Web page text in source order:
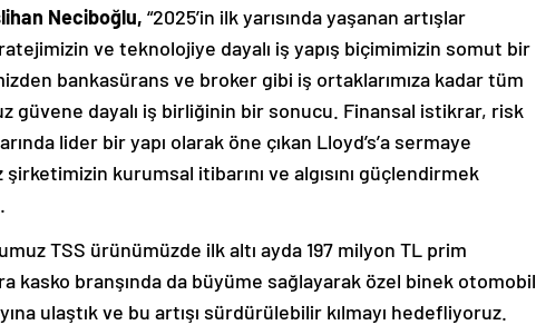
Neciboğlu, “2025’in ilk yarısında yaşanan artışlar
ve teknolojiye dayalı iş yapış biçimimizin somut bir
bankasürans ve broker gibi iş ortaklarımıza kadar tüm
güvene dayalı iş birliğinin bir sonucu. Finansal istikrar, risk
lider bir yapı olarak öne çıkan Lloyd’s’a sermaye
şirketimizin kurumsal itibarını ve algısını güçlendirmek
TSS ürünümüzde ilk altı ayda 197 milyon TL prim
kasko branşında da büyüme sağlayarak özel binek otomobil
ulaştık ve bu artışı sürdürülebilir kılmayı hedefliyoruz.